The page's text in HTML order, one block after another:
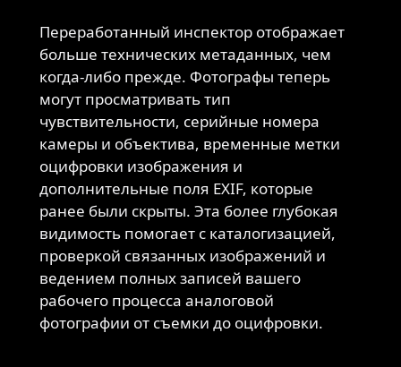
Переработанный инспектор отображает
больше технических метаданных, чем
когда-либо прежде. Фотографы теперь
могут просматривать тип
чувствительности, серийные номера
камеры и объектива, временные метки
оцифровки изображения и
дополнительные поля EXIF, которые
ранее были скрыты. Эта более глубокая
видимость помогает с каталогизацией,
проверкой связанных изображений и
ведением полных записей вашего
рабочего процесса аналоговой
фотографии от съемки до оцифровки.